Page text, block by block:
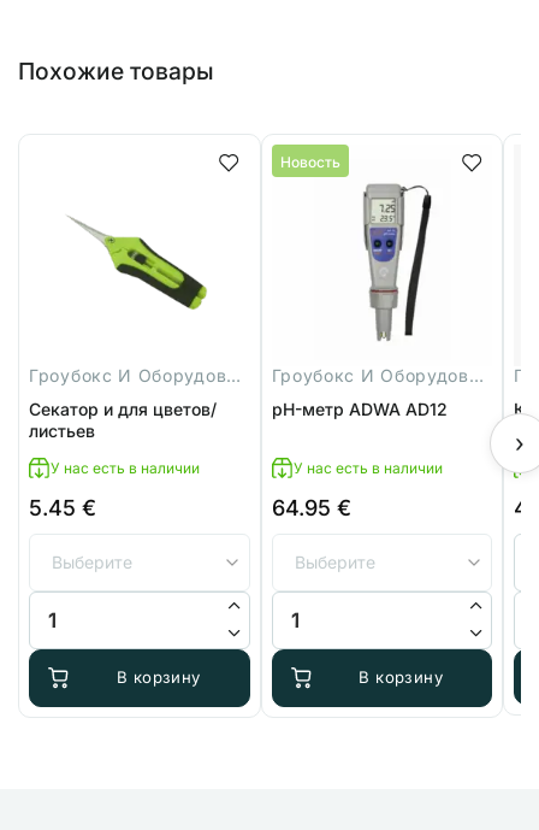
Похожие товары
Гроубокс И Оборудование
Секатор и для цветов/
листьев
У нас есть в наличии
5.45 €
Количество товара Секатор и для цветов/листьев
В корзину
Новость
Гроубокс И Оборудование
pH-метр ADWA AD12
У нас есть в наличии
64.95 €
Количество товара pH-метр
В корзину
–
›